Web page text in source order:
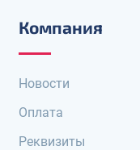
Компания
Новости
Оплата
Реквизиты